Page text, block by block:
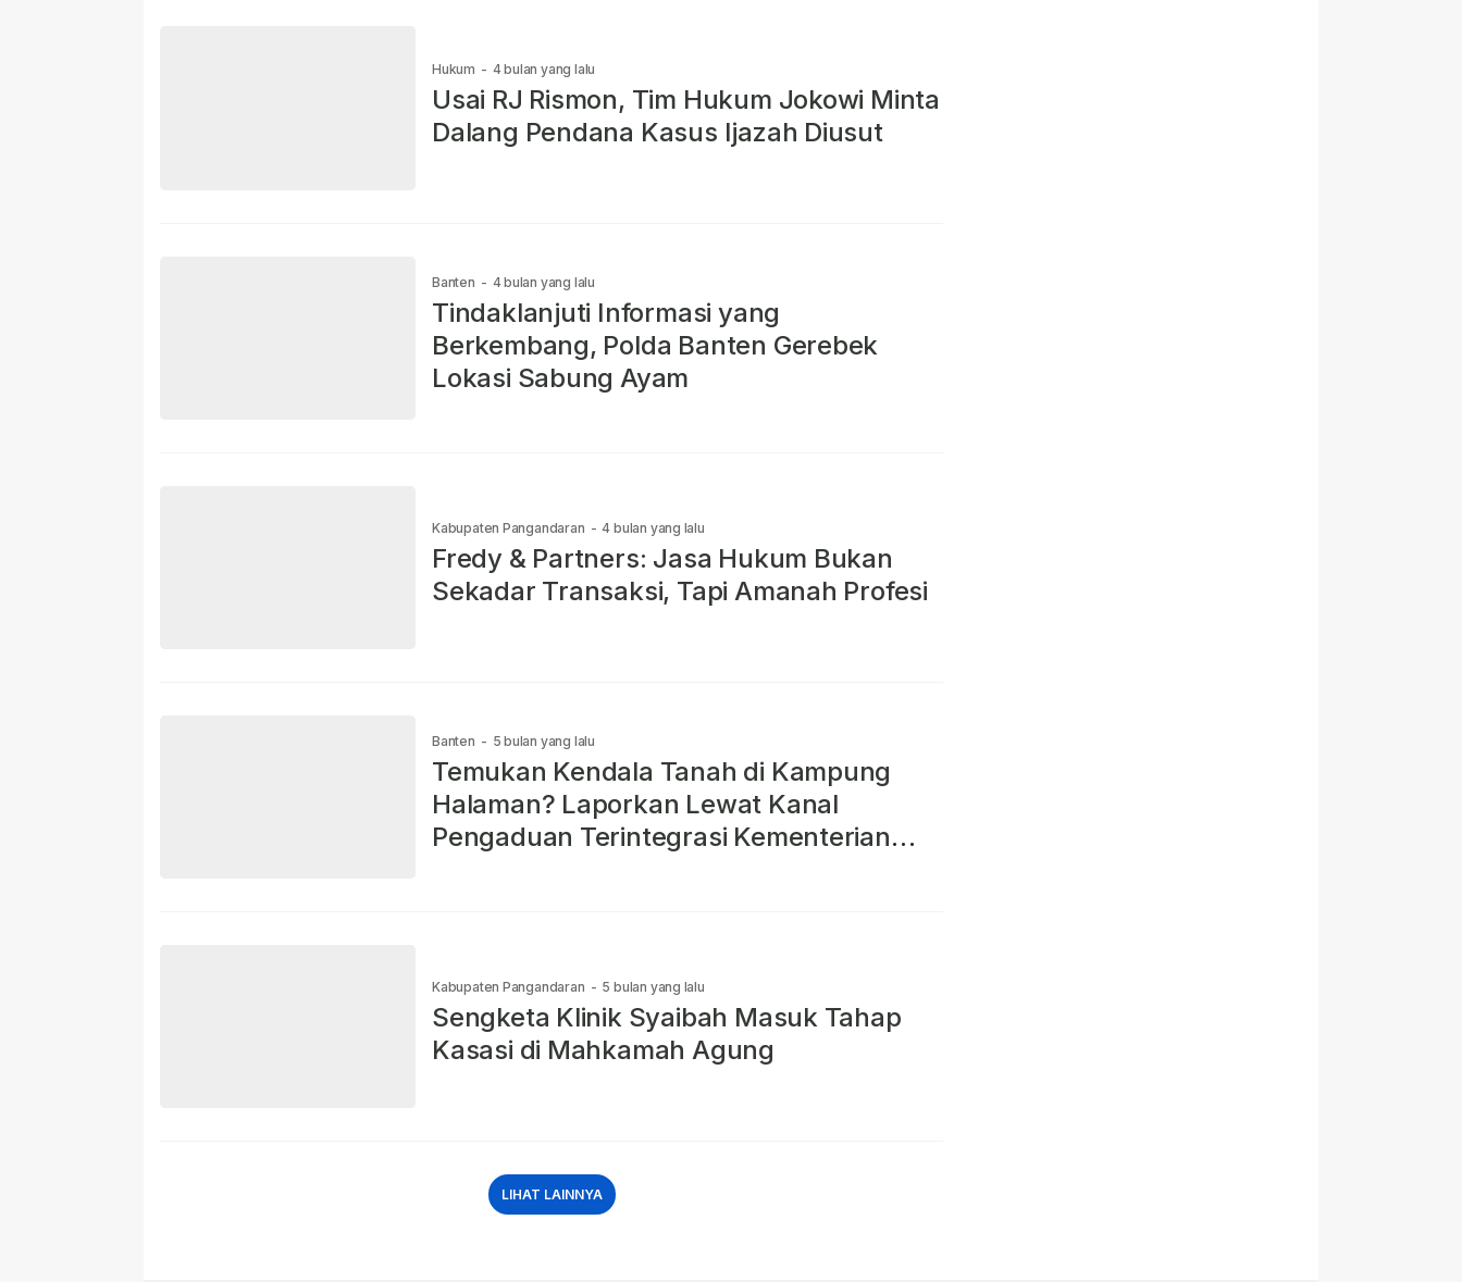
Hukum - 4 bulan yang lalu
Usai RJ Rismon, Tim Hukum Jokowi Minta
Dalang Pendana Kasus Ijazah Diusut
Banten - 4 bulan yang lalu
Tindaklanjuti Informasi yang
Berkembang, Polda Banten Gerebek
Lokasi Sabung Ayam
Kabupaten Pangandaran - 4 bulan yang lalu
Fredy & Partners: Jasa Hukum Bukan
Sekadar Transaksi, Tapi Amanah Profesi
Banten - 5 bulan yang lalu
Temukan Kendala Tanah di Kampung
Halaman? Laporkan Lewat Kanal
Pengaduan Terintegrasi Kementerian
Kabupaten Pangandaran - 5 bulan yang lalu
Sengketa Klinik Syaibah Masuk Tahap
Kasasi di Mahkamah Agung
LIHAT LAINNYA